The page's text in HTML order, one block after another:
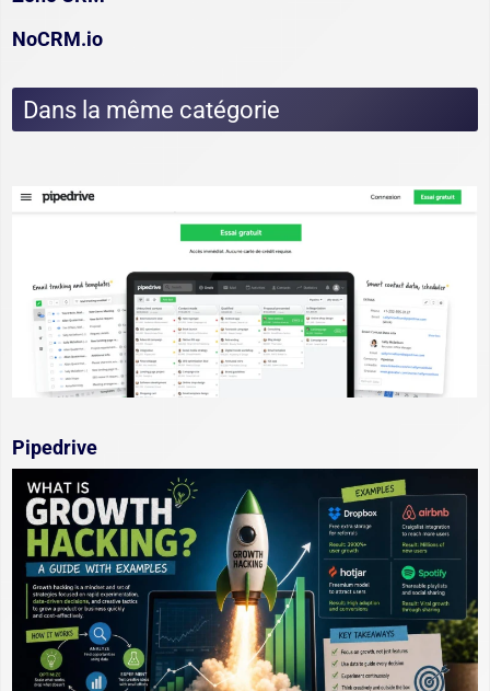
NoCRM.io
Dans la même catégorie
Pipedrive